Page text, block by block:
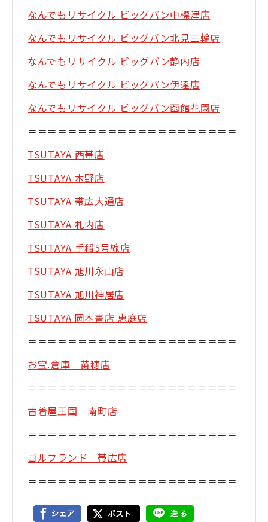
なんでもリサイクル ビッグバン中標津店
なんでもリサイクル ビッグバン北見三輪店
なんでもリサイクル ビッグバン静内店
なんでもリサイクル ビッグバン伊達店
なんでもリサイクル ビッグバン函館花園店
＝＝＝＝＝＝＝＝＝＝＝＝＝＝＝＝＝＝＝＝＝
TSUTAYA 西帯店
TSUTAYA 木野店
TSUTAYA 帯広大通店
TSUTAYA 札内店
TSUTAYA 手稲5号線店
TSUTAYA 旭川永山店
TSUTAYA 旭川神居店
TSUTAYA 岡本書店 恵庭店
＝＝＝＝＝＝＝＝＝＝＝＝＝＝＝＝＝＝＝＝＝
お宝.倉庫 苗穂店
＝＝＝＝＝＝＝＝＝＝＝＝＝＝＝＝＝＝＝＝＝
古着屋王国 南町店
＝＝＝＝＝＝＝＝＝＝＝＝＝＝＝＝＝＝＝＝＝
ゴルフランド 帯広店
＝＝＝＝＝＝＝＝＝＝＝＝＝＝＝＝＝＝＝＝＝